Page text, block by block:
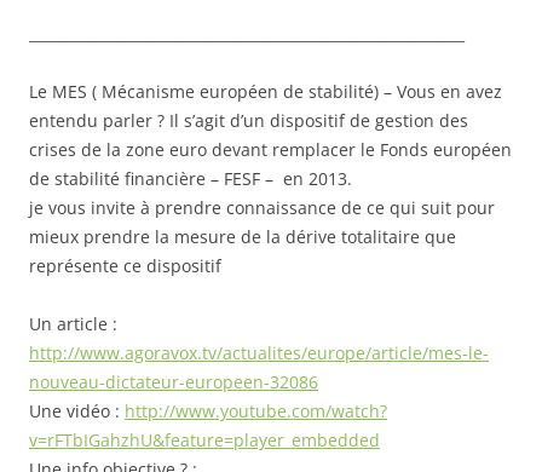
Le MES ( Mécanisme européen de stabilité) – Vous en avez
entendu parler ? Il s’agit d’un dispositif de gestion des
crises de la zone euro devant remplacer le Fonds européen
de stabilité financière – FESF – en 2013.
je vous invite à prendre connaissance de ce qui suit pour
mieux prendre la mesure de la dérive totalitaire que
représente ce dispositif
Un article :
http://www.agoravox.tv/actualites/europe/article/mes-le-
nouveau-dictateur-europeen-32086
Une vidéo : http://www.youtube.com/watch?
v=rFTbIGahzhU&feature=player_embedded